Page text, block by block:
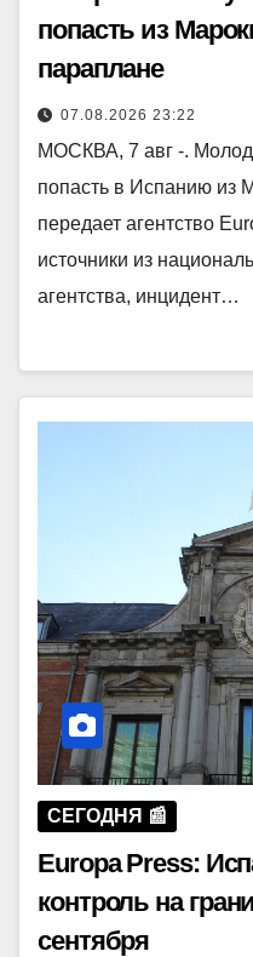
попасть из
параплане
07.08.2026 23:22
МОСКВА, 7 авг -.
попасть в Испанию из
передает агентство
источники из
агентства, инцидент…
СЕГОДНЯ 📰
Europa Press:
контроль на
сентября